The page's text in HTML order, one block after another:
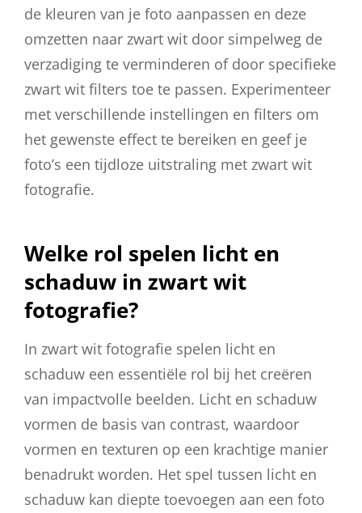
de kleuren van je foto aanpassen en deze
omzetten naar zwart wit door simpelweg de
verzadiging te verminderen of door specifieke
zwart wit filters toe te passen. Experimenteer
met verschillende instellingen en filters om
het gewenste effect te bereiken en geef je
foto’s een tijdloze uitstraling met zwart wit
fotografie.
Welke rol spelen licht en
schaduw in zwart wit
fotografie?
In zwart wit fotografie spelen licht en
schaduw een essentiële rol bij het creëren
van impactvolle beelden. Licht en schaduw
vormen de basis van contrast, waardoor
vormen en texturen op een krachtige manier
benadrukt worden. Het spel tussen licht en
schaduw kan diepte toevoegen aan een foto